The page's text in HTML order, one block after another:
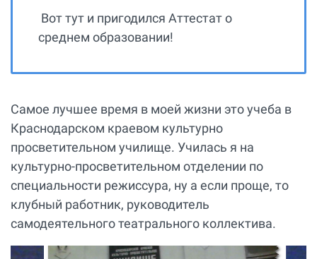
Вот тут и пригодился Аттестат о
среднем образовании!
Самое лучшее время в моей жизни это учеба в
Краснодарском краевом культурно
просветительном училище. Училась я на
культурно-просветительном отделении по
специальности режиссура, ну а если проще, то
клубный работник, руководитель
самодеятельного театрального коллектива.